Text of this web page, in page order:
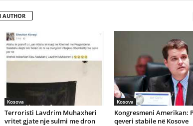
AUTHOR
Kosova
Terroristi Lavdrim Muhaxheri
vritet gjate nje sulmi me dron
Kosova
Kongresmeni Amerikan:
qeveri stabile në Kosove